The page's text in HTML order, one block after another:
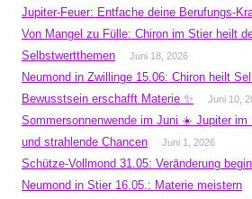
Jupiter-Feuer: Entfache deine Berufungs-
Von Mangel zu Fülle: Chiron im Stier heilt
Selbstwertthemen
Juni 18, 2026
Neumond in Zwillinge 15.06: Chiron heilt
Bewusstsein erschafft Materie ✨
Juni 10,
Sommersonnenwende im Juni ☀️ Jupiter im
und strahlende Chancen
Juni 1, 2026
Schütze-Vollmond 31.05: Veränderung
Neumond in Stier 16.05.: Materie meistern